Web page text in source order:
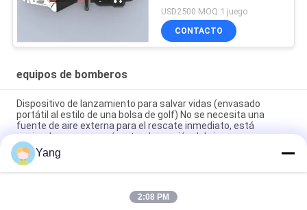
electrohidráulico
USD2500 MOQ:1 juego
CONTACTO
equipos de bomberos
Dispositivo de lanzamiento para salvar vidas (envasado
portátil al estilo de una bolsa de golf) No se necesita una
fuente de aire externa para el rescate inmediato, está
equipado con un manómetro de presión del aire.
Dispositivo de refrigeración de la carrocería para vehículos de
nueva energía (tipo carro)
Dispositivo de refrigeración inferior para vehículos de nueva
Yang
2:08 PM